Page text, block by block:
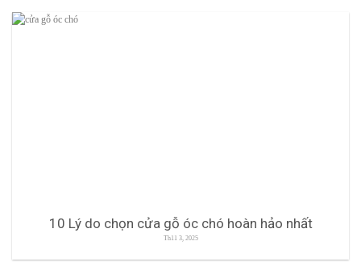
10 Lý do chọn cửa gỗ óc chó hoàn hảo nhất
Th11 3, 2025